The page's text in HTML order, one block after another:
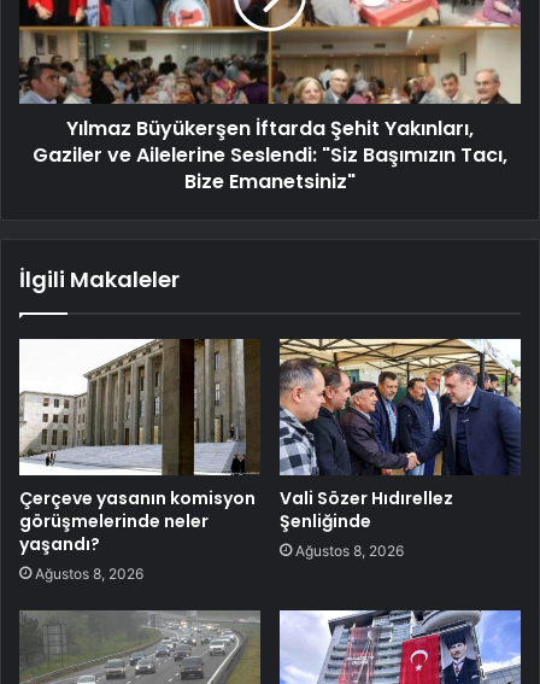
Yılmaz Büyükerşen İftarda Şehit Yakınları,
Gaziler ve Ailelerine Seslendi: "Siz Başımızın Tacı,
Bize Emanetsiniz"
İlgili Makaleler
Çerçeve yasanın komisyon
görüşmelerinde neler
yaşandı?
Ağustos 8, 2026
Vali Sözer Hıdırellez
Şenliğinde
Ağustos 8, 2026